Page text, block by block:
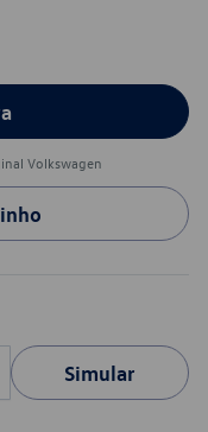
Volkswagen
Simular